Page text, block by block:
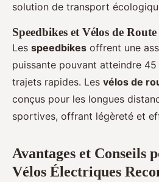
solution de transport
Speedbikes et Vélos de Route
Les speedbikes offrent une
puissante pouvant atteindre
trajets rapides. Les vélos de
conçus pour les longues
sportives, offrant légèreté et
Avantages et Conseils
Vélos Électriques